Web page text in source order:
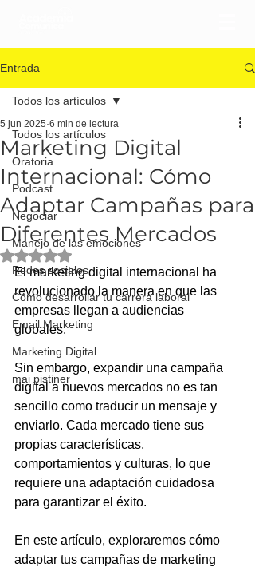
Entrada
Todos los artículos
Oratoria
Podcast
Negociar
Manejo de las emociones
Redes sociales
Cómo desarrollar tu carrera laboral
Email Marketing
Marketing Digital
mai pistiner
Todos los artículos
Marketing Digital
Internacional: Cómo
Adaptar Campañas para
Diferentes Mercados
5 jun 2025 6 min de lectura
Obtuvo NaN de 5 estrellas.
El marketing digital internacional ha
revolucionado la manera en que las
empresas llegan a audiencias
globales.
Sin embargo, expandir una campaña
digital a nuevos mercados no es tan
sencillo como traducir un mensaje y
enviarlo. Cada mercado tiene sus
propias características,
comportamientos y culturas, lo que
requiere una adaptación cuidadosa
para garantizar el éxito.
En este artículo, exploraremos cómo
adaptar tus campañas de marketing